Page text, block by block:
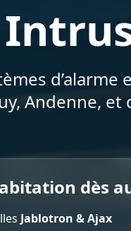
Andenne,
dès
Jablotron & Ajax